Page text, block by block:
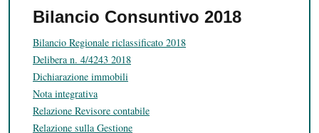
Bilancio Consuntivo 2018
Bilancio Regionale riclassificato 2018
Delibera n. 4/4243 2018
Dichiarazione immobili
Nota integrativa
Relazione Revisore contabile
Relazione sulla Gestione